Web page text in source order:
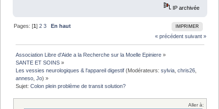
IP archivée
IMPRIMER
Pages: [1]2 3
En haut
« précédent suivant »
Association Libre d'Aide a la Recherche sur la Moelle Epiniere »
SANTE ET SOINS »
Les vessies neurologiques & l'appareil digestif (Modérateurs:sylvia ,chris26
anneso ,Jo) »
Sujet:Colon plein problème de transit solution?
Aller à: